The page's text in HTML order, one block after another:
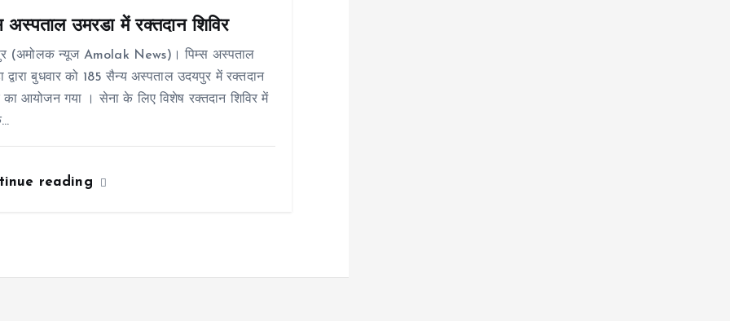
अस्पताल उमरडा में रक्तदान शिविर
(अमोलक न्यूज Amolak News)। पिम्स अस्पताल
द्वारा बुधवार को 185 सैन्य अस्पताल उदयपुर में रक्तदान
का आयोजन गया । सेना के लिए विशेष रक्तदान शिविर में
reading